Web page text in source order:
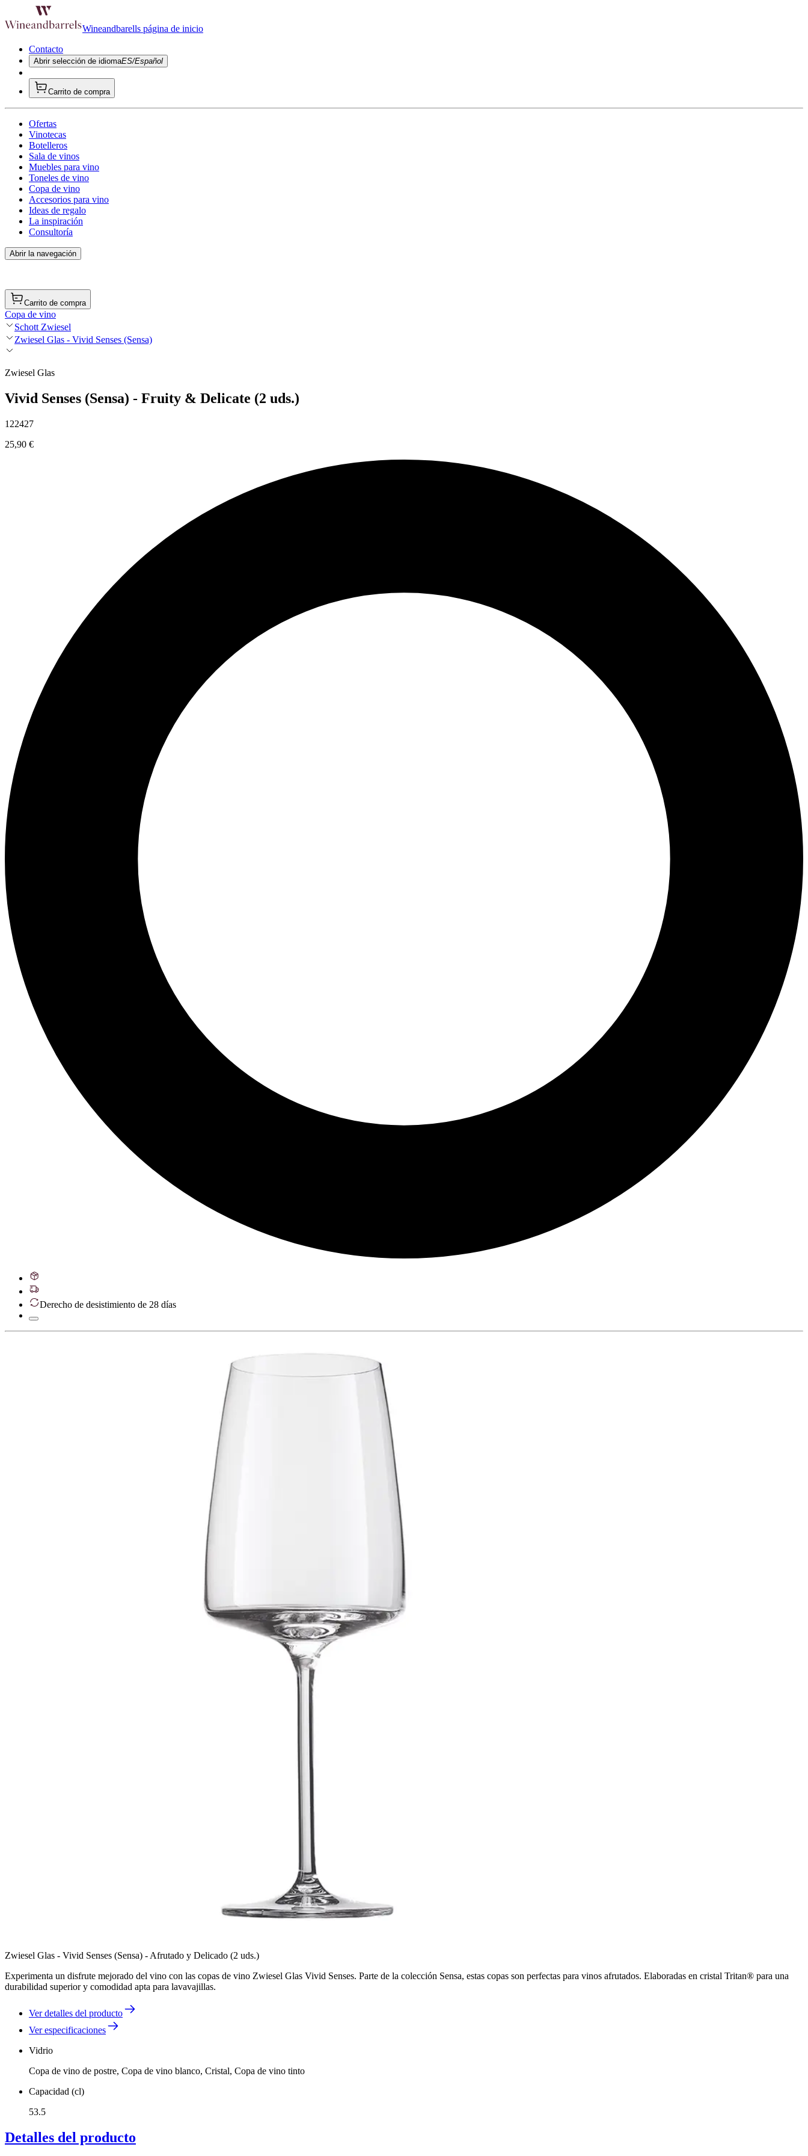
Wineandbarells página de inicio
Contacto
Abrir selección de idiomaES/Español
Carrito de compra
Ofertas
Vinotecas
Botelleros
Sala de vinos
Muebles para vino
Toneles de vino
Copa de vino
Accesorios para vino
Ideas de regalo
La inspiración
Consultoría
Abrir la navegación
Carrito de compra
Copa de vino
Schott Zwiesel
Zwiesel Glas - Vivid Senses (Sensa)
Zwiesel Glas
Vivid Senses (Sensa) - Fruity & Delicate (2 uds.)
122427
25,90 €
Derecho de desistimiento de 28 días
Zwiesel Glas - Vivid Senses (Sensa) - Afrutado y Delicado (2 uds.)
Experimenta un disfrute mejorado del vino con las copas de vino Zwiesel Glas Vivid Senses. Parte de la colección Sensa, estas copas son perfectas para vinos afrutados. Elaboradas en cristal Tritan® para una
durabilidad superior y comodidad apta para lavavajillas.
Ver detalles del producto
Ver especificaciones
Vidrio
Copa de vino de postre, Copa de vino blanco, Cristal, Copa de vino tinto
Capacidad (cl)
53.5
Detalles del producto